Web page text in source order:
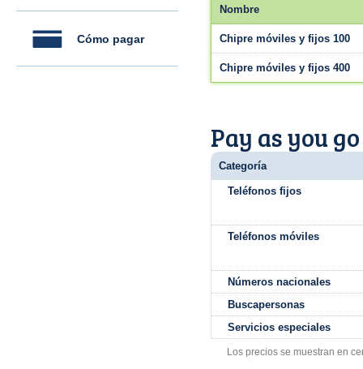
Cómo pagar
Nombre
Chipre móviles y fijos 100
Chipre móviles y fijos 400
Pay as you
Categoría
Teléfonos fijos
Teléfonos móviles
Números nacionales
Buscapersonas
Servicios especiales
Los precios se muestran en